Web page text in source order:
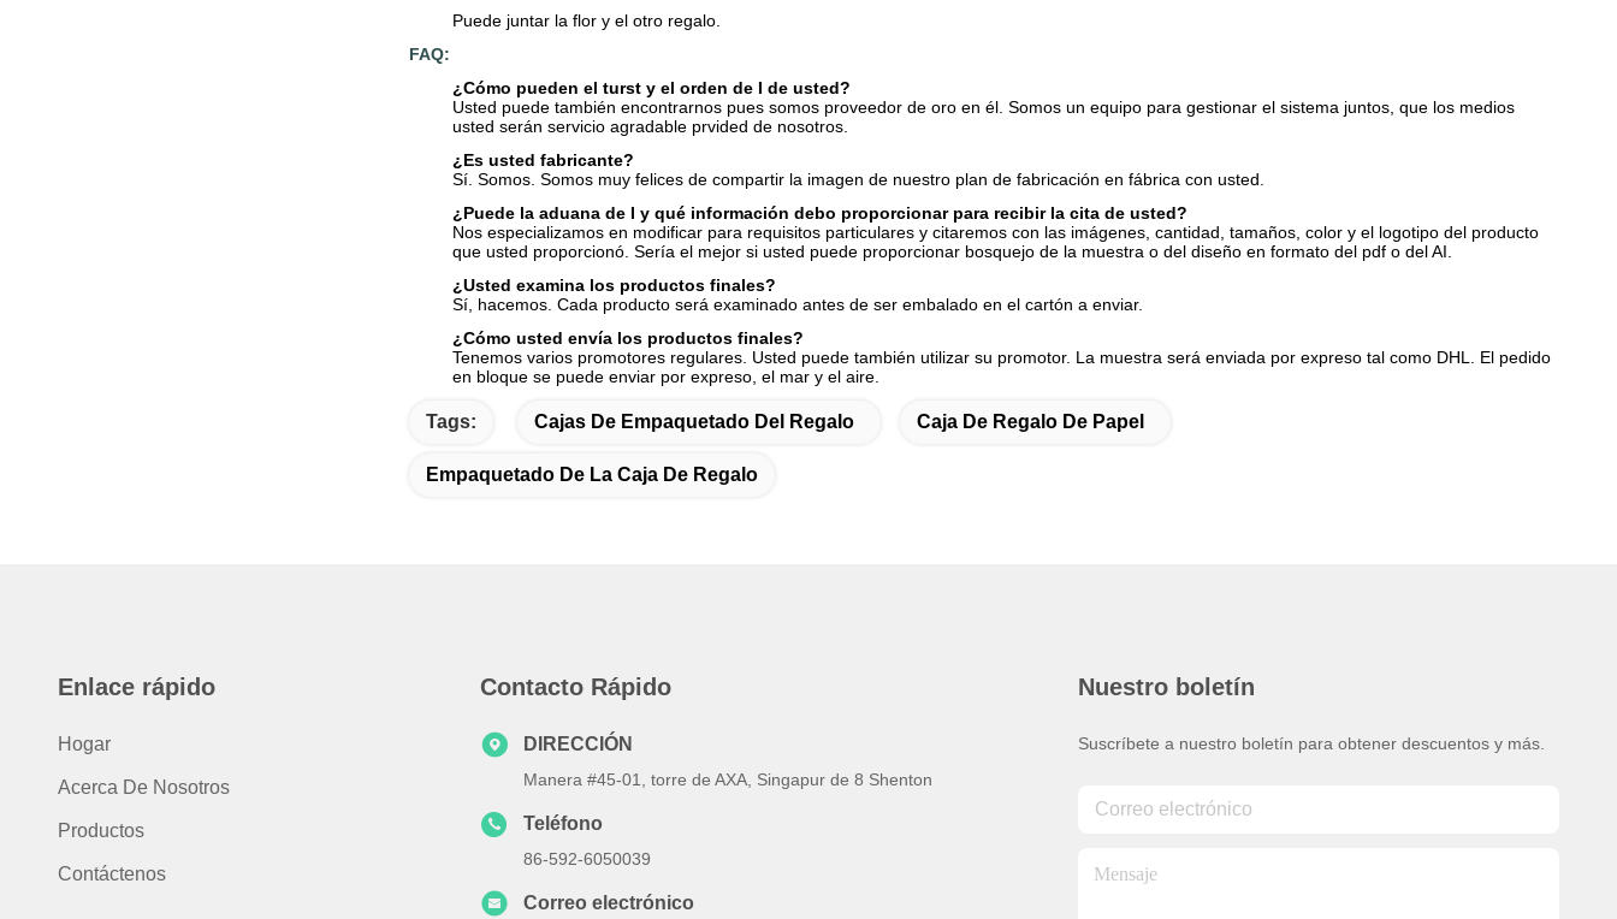
Puede juntar la flor y el otro regalo.
FAQ:
¿Cómo pueden el turst y el orden de I de usted?
Usted puede también encontrarnos pues somos proveedor de oro en él. Somos un equipo para gestionar el sistema juntos, que los medios
usted serán servicio agradable prvided de nosotros.
¿Es usted fabricante?
Sí. Somos. Somos muy felices de compartir la imagen de nuestro plan de fabricación en fábrica con usted.
¿Puede la aduana de I y qué información debo proporcionar para recibir la cita de usted?
Nos especializamos en modificar para requisitos particulares y citaremos con las imágenes, cantidad, tamaños, color y el logotipo del producto
que usted proporcionó. Sería el mejor si usted puede proporcionar bosquejo de la muestra o del diseño en formato del pdf o del AI.
¿Usted examina los productos finales?
Sí, hacemos. Cada producto será examinado antes de ser embalado en el cartón a enviar.
¿Cómo usted envía los productos finales?
Tenemos varios promotores regulares. Usted puede también utilizar su promotor. La muestra será enviada por expreso tal como DHL. El pedido
en bloque se puede enviar por expreso, el mar y el aire.
Tags: Cajas De Empaquetado Del Regalo Caja De Regalo De Papel
Empaquetado De La Caja De Regalo
Enlace rápido
Hogar
Acerca De Nosotros
Productos
Contáctenos
Contacto Rápido
DIRECCIÓN
Manera #45-01, torre de AXA, Singapur de 8 Shenton
Teléfono
86-592-6050039
Correo electrónico
Nuestro boletín
Suscríbete a nuestro boletín para obtener descuentos y más.